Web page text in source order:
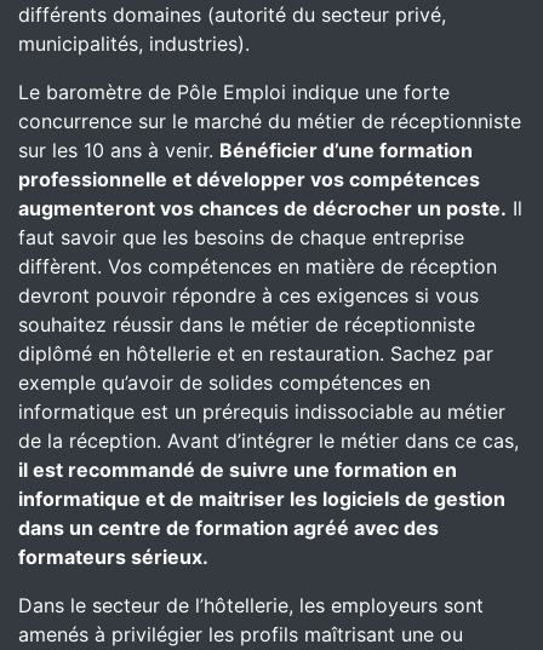
différents domaines (autorité du secteur privé,
municipalités, industries).
Le baromètre de Pôle Emploi indique une forte
concurrence sur le marché du métier de réceptionniste
sur les 10 ans à venir. Bénéficier d’une formation
professionnelle et développer vos compétences
augmenteront vos chances de décrocher un poste. Il
faut savoir que les besoins de chaque entreprise
diffèrent. Vos compétences en matière de réception
devront pouvoir répondre à ces exigences si vous
souhaitez réussir dans le métier de réceptionniste
diplômé en hôtellerie et en restauration. Sachez par
exemple qu’avoir de solides compétences en
informatique est un prérequis indissociable au métier
de la réception. Avant d’intégrer le métier dans ce cas,
il est recommandé de suivre une formation en
informatique et de maitriser les logiciels de gestion
dans un centre de formation agréé avec des
formateurs sérieux.
Dans le secteur de l’hôtellerie, les employeurs sont
amenés à privilégier les profils maîtrisant une ou